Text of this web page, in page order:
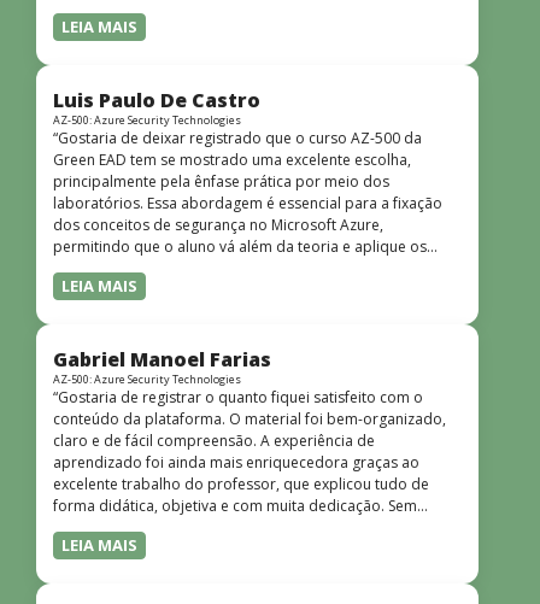
LEIA MAIS
Luis Paulo De Castro
AZ-500: Azure Security Technologies
“Gostaria de deixar registrado que o curso AZ-500 da
Green EAD tem se mostrado uma excelente escolha,
principalmente pela ênfase prática por meio dos
laboratórios. Essa abordagem é essencial para a fixação
dos conceitos de segurança no Microsoft Azure,
permitindo que o aluno vá além da teoria e aplique os
conhecimentos em cenários reais e simulados. Outro
ponto muito positivo é a didática do curso. O conteúdo é
quem não tem uma bagagem técnica muito avançada.”
LEIA MAIS
Gabriel Manoel Farias
AZ-500: Azure Security Technologies
“Gostaria de registrar o quanto fiquei satisfeito com o
conteúdo da plataforma. O material foi bem-organizado,
claro e de fácil compreensão. A experiência de
aprendizado foi ainda mais enriquecedora graças ao
excelente trabalho do professor, que explicou tudo de
forma didática, objetiva e com muita dedicação. Sem
dúvida, foi uma jornada de muito aprendizado!”
LEIA MAIS